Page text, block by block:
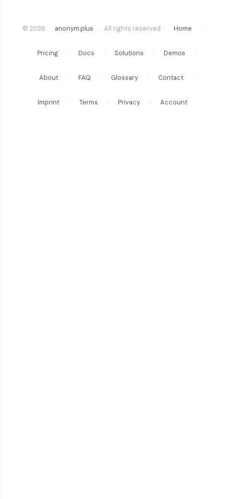
© 2026 anonym.plus . All rights reserved. · Home ·
Pricing · Docs · Solutions · Demos ·
About · FAQ · Glossary · Contact ·
Imprint · Terms · Privacy · Account